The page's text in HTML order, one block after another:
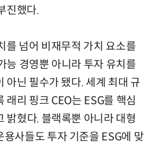
진했다.
를 넘어 비재무적 가치 요소를
능 경영뿐 아니라 투자 유치를
아닌 필수가 됐다. 세계 최대 규
래리 핑크 CEO는 ESG를 핵심
밝혔다. 블랙록뿐 아니라 대형
사들도 투자 기준을 ESG에 맞